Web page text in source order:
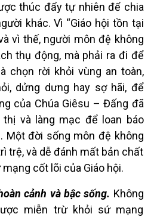
thúc đẩy tự nhiên để chia
khác. Vì “Giáo hội tồn tại
vì thế, người môn đệ không
thụ động, mà phải ra đi để
chọn rời khỏi vùng an toàn,
dửng dưng hay sợ hãi, để
của Chúa Giêsu – Đấng đã
và làng mạc để loan báo
Một đời sống môn đệ không
trệ, và dễ đánh mất bản chất
cốt lõi của Giáo hội.
cảnh và bậc sống. Không
miễn trừ khỏi sứ mạng